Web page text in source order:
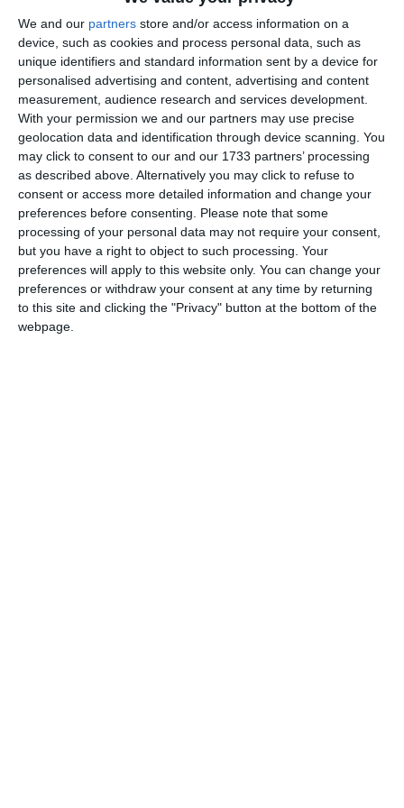
We and our partners store and/or access information on a
device, such as cookies and process personal data, such as
unique identifiers and standard information sent by a device for
personalised advertising and content, advertising and content
measurement, audience research and services development.
With your permission we and our partners may use precise
geolocation data and identification through device scanning. You
may click to consent to our and our 1733 partners’ processing
as described above. Alternatively you may click to refuse to
consent or access more detailed information and change your
preferences before consenting.
Please note that some
processing of your personal data may not require your consent,
but you have a right to object to such processing. Your
preferences will apply to this website only. You can change your
preferences or withdraw your consent at any time by returning
to this site and clicking the "Privacy" button at the bottom of the
webpage.
sunt obținute din surse publice deschise.
Adaugă-ne ca sursă în Google
Urmărește-ne pe Google News
Urmărește-ne pe Whatsapp
Ti-a placut articolul?